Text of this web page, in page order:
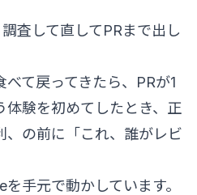
査して直してPRまで出し
て戻ってきたら、PRが1
験を初めてしたとき、正
、の前に「これ、誰がレビ
手元で動かしています。